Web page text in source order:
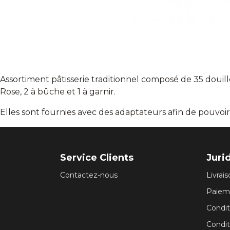
Assortiment pâtisserie traditionnel composé de 35
Rose, 2 à bûche et 1 à garnir.
Elles sont fournies avec des adaptateurs afin de
Service Clients
Contactez-nous